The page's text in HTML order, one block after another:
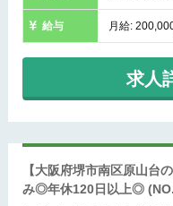
給与 月給:
求人
【大阪府堺市南区原山台
み◎年休120日以上◎